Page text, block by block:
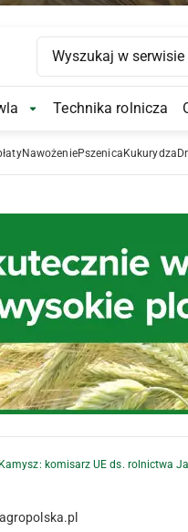
Hodowla Submenu
Technika rolnicza
NawożeniePszenica Kukurydza
komisarz UE ds. rolnictwa